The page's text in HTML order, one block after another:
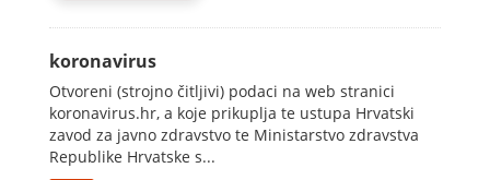
koronavirus
Otvoreni (strojno čitljivi) podaci na web stranici
koronavirus.hr, a koje prikuplja te ustupa Hrvatski
zavod za javno zdravstvo te Ministarstvo zdravstva
Republike Hrvatske s...